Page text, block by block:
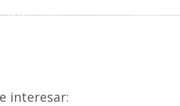
interesar: